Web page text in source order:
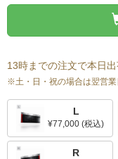
13時までの注文で本日
※土・日・祝の場合は翌営
L
¥77,000 (税込)
R